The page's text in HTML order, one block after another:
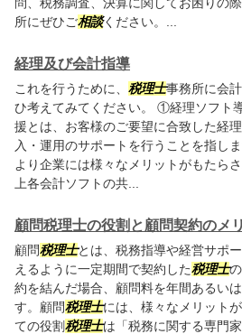
所にぜひご相談ください。...
経理及び会計指導
これを行うために、 税理士事務所に会
ひ考えてみてください。 ①経理ソフト
援とは、お客様のご要望に合致した経
入・運用のサポートを行うことを指し
より企業には様々なメリットがもたら
上各会計ソフトの共...
顧問税理士の役割と顧問契約のメ
顧問税理士とは、税務指導や経営サポ
えるように一定期間で契約した税理士
約を結んだ場合、顧問料を年間あるい
す。顧問税理士には、様々なメリット
ての役割税理士は「税務に関する専門